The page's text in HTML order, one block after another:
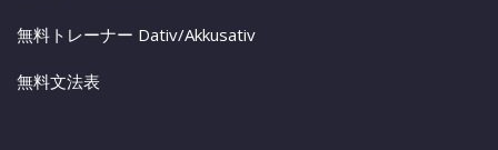
無料トレーナー Dativ/Akkusativ
無料文法表